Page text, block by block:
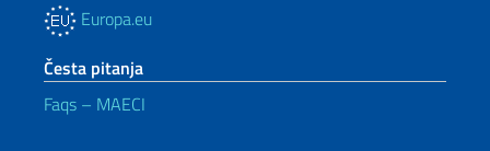
Europa.eu
Česta pitanja
Faqs – MAECI